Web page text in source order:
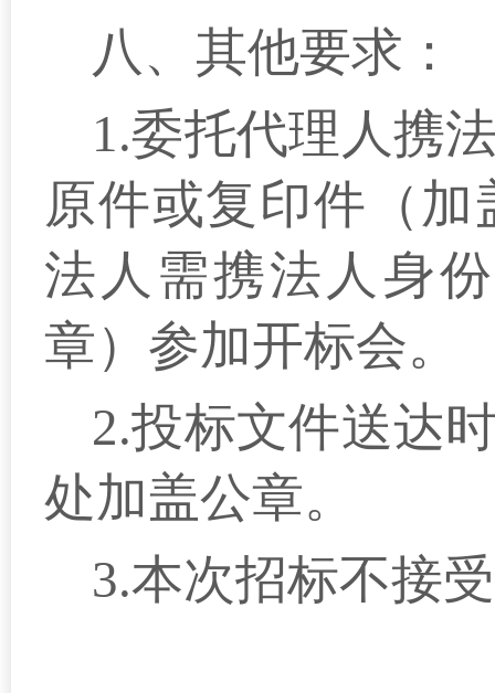
八、其他要求：
1.委托代理人携
原件或复印件（
法人需携法人身
章）参加开标会。
2.投标文件送达
处加盖公章。
3.本次招标不接